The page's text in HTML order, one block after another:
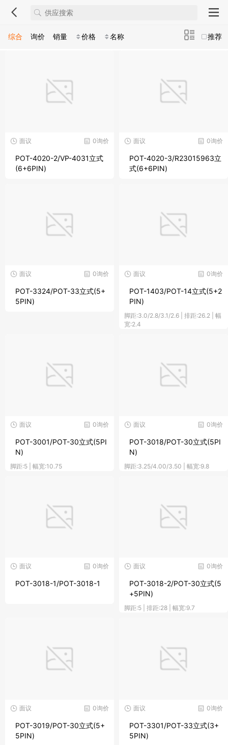
推荐
综合 询价 销量 价格 名称
0询价
面议
POT-4020-2/VP-4031立式
(6+6PIN)
0询价
面议
POT-4020-3/R23015963立
式(6+6PIN)
0询价
面议
POT-3324/POT-33立式(5+
5PIN)
0询价
面议
POT-1403/POT-14立式(5+2
PIN)
脚距:3.0/2.8/3.1/2.6 | 排距:26.2 | 幅
宽:2.4
0询价
面议
POT-3001/POT-30立式(5PI
N)
脚距:5 | 幅宽:10.75
0询价
面议
POT-3018/POT-30立式(5PI
N)
脚距:3.25/4.00/3.50 | 幅宽:9.8
0询价
面议
POT-3018-1/POT-3018-1
0询价
面议
POT-3018-2/POT-30立式(5
+5PIN)
脚距:5 | 排距:28 | 幅宽:9.7
0询价
面议
POT-3019/POT-30立式(5+
5PIN)
0询价
面议
POT-3301/POT-33立式(3+
5PIN)